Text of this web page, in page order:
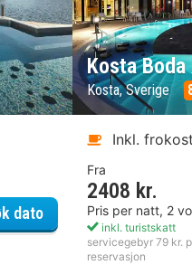
datoNynäs Havsbad
Kosta
Kosta, Sverige
Inkl.
Fra
2408 kr.
Pris per natt, 2
inkl. turistskatt
servicegebyr 79 kr.
reservasjon